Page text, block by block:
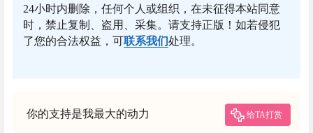
24小时内删除，任何个人或组织，在未征得本站同意
时，禁止复制、盗用、采集。请支持正版！如若侵犯
了您的合法权益，可联系我们处理。
你的支持是我最大的动力 给TA打赏